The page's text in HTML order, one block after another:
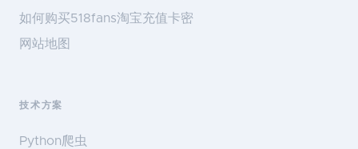
如何购买518fans淘宝充值卡密
网站地图
技术方案
Python爬虫